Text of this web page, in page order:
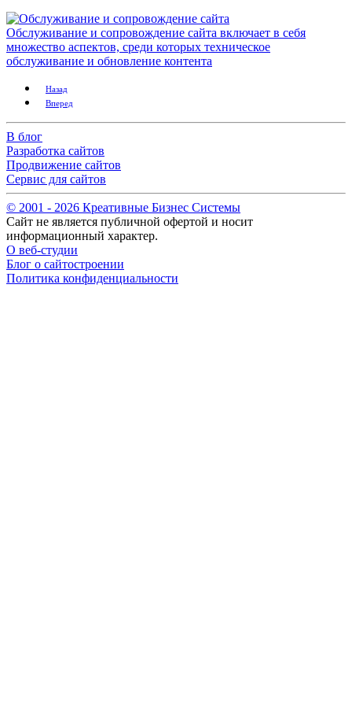
Обслуживание и сопровождение сайта включает в себя
множество аспектов, среди которых техническое
обслуживание и обновление контента
Назад
Вперед
В блог
Разработка сайтов
Продвижение сайтов
Сервис для сайтов
© 2001 - 2026 Креативные Бизнес Системы
Сайт не является публичной офертой и носит
информационный характер.
О веб-студии
Блог о сайтостроении
Политика конфиденциальности